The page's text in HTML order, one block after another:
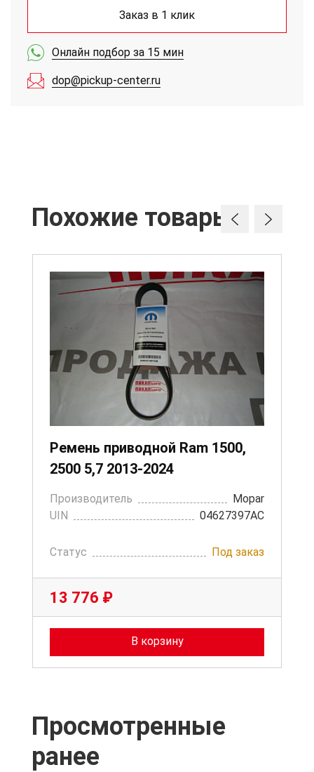
Заказ в 1 клик
Онлайн подбор за 15 мин
dop@pickup-center.ru
Похожие товары
Ремень приводной Ram 1500,
2500 5,7 2013-2024
Производитель
Mopar
UIN
04627397AC
Статус Под заказ
13 776 ₽
В корзину
Просмотренные
ранее